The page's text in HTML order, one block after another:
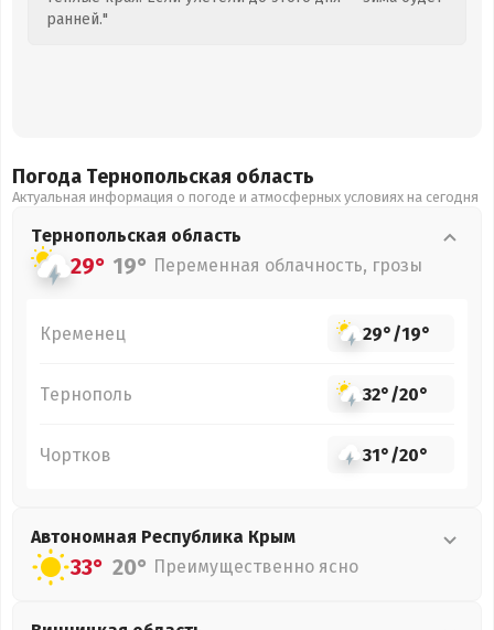
ранней."
Погода Тернопольская область
Актуальная информация о погоде и атмосферных условиях на сегодня
Тернопольская область
29° 19° Переменная облачность, грозы
Кременец 29°/19°
Тернополь 32°/20°
Чортков 31°/20°
Автономная Республика Крым
33° 20° Преимущественно ясно